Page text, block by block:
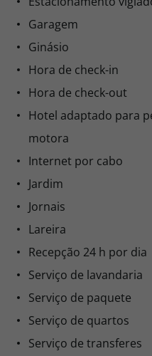
Garagem
Ginásio
Hora de check-in
Hora de check-out
Hotel adaptado para
motora
Internet por cabo
Jardim
Jornais
Lareira
Recepção 24 h por dia
Serviço de lavandaria
Serviço de paquete
Serviço de quartos
Serviço de transferes